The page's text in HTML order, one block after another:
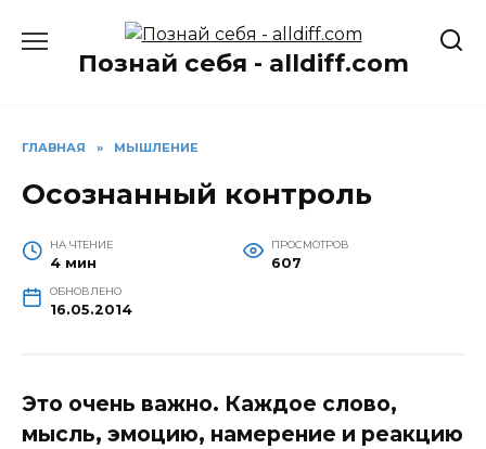
содержаниюПознай себя - alldiff.com
ГЛАВНАЯ » МЫШЛЕНИЕ
Осознанный контроль
НА ЧТЕНИЕ
4 мин
ПРОСМОТРОВ
607
ОБНОВЛЕНО
16.05.2014
Это очень важно. Каждое слово,
мысль, эмоцию, намерение и реакцию